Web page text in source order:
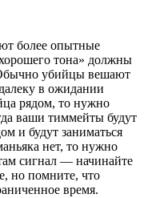
более опытные
тона» должны
Обычно убийцы вешают
в ожидании
рядом, то нужно
ваши тиммейты будут
и будут заниматься
нет, то нужно
сигнал — начинайте
но помните, что
время.